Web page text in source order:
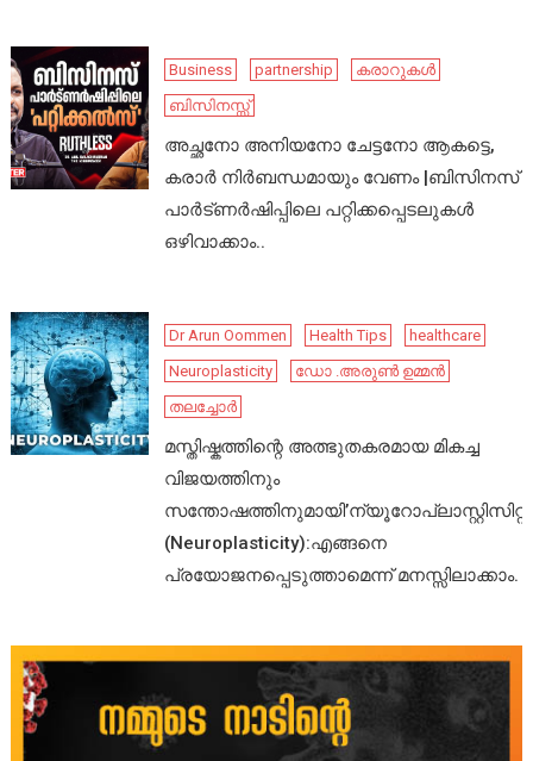
Business partnership
കരാറുകൾ
ബിസിനസ്സ്
അച്ഛനോ അനിയനോ ചേട്ടനോ ആകട്ടെ,
കരാർ നിർബന്ധമായും വേണം |ബിസിനസ്
പാർട്ണർഷിപ്പിലെ പറ്റിക്കപ്പെടലുകൾ
ഒഴിവാക്കാം..
Dr Arun Oommen Health Tips
healthcare
Neuroplasticity
ഡോ .അരുൺ ഉമ്മൻ
തലച്ചോർ
മസ്തിഷ്കത്തിന്റെ അത്ഭുതകരമായ മികച്ച
വിജയത്തിനും
സന്തോഷത്തിനുമായി’ന്യൂറോപ്ലാസ്റ്റിസിറ്റി’
(Neuroplasticity):എങ്ങനെ
പ്രയോജനപ്പെടുത്താമെന്ന് മനസ്സിലാക്കാം.